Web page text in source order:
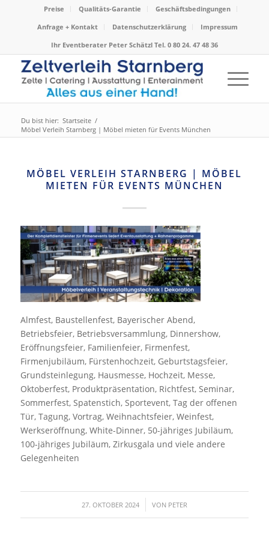
Preise Qualitäts-Garantie
Geschäftsbedingungen
Anfrage + Kontakt
Datenschutzerklärung
Impressum
Ihr Eventberater Peter Schätzl Tel. 0 80 24. 47 48 36
Du bist hier: Startseite /
Möbel Verleih Starnberg | Möbel mieten für Events München
MÖBEL VERLEIH STARNBERG | MÖBEL
MIETEN FÜR EVENTS MÜNCHEN
Almfest, Baustellenfest, Bayerischer Abend,
Betriebsfeier, Betriebsversammlung, Dinnershow,
Eröffnungsfeier, Familienfeier, Firmenfest,
Firmenjubiläum, Fürstenhochzeit, Geburtstagsfeier,
Grundsteinlegung, Hausmesse, Hochzeit, Messe,
Oktoberfest, Produktpräsentation, Richtfest, Seminar,
Sommerfest, Spatenstich, Sportevent, Tag der offenen
Tür, Tagung, Vortrag, Weihnachtsfeier, Weinfest,
Werkseröffnung, White-Dinner, 50-jähriges Jubiläum,
100-jähriges Jubiläum, Zirkusgala und viele andere
Gelegenheiten
27. OKTOBER 2024
/ VON PETER